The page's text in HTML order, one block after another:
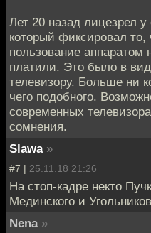
Лет 20 назад лицезрел
который фиксировал то,
пользование аппаратом
платили. Это было в
телевизору. Больше ни
чего подобного.
современных
сомнения.
Slawa »
#7 | 25.11.18 21:26
На стоп-кадре некто
Мединского и
Nena »